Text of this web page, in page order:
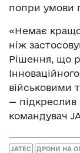
попри умови
«Немає
ніж
Рішення, що
військовими
­— підкреслив
командувач
JATEC ДРОНИ НА